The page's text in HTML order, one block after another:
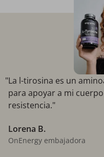
"La l-tirosina es un
para apoyar a mi
resistencia."
Lorena B.
OnEnergy embajadora